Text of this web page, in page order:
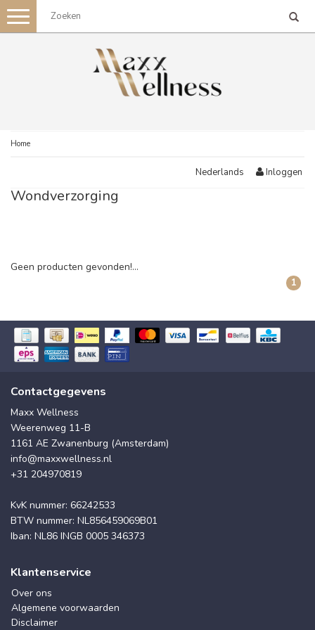
Toggle
navigation
Home
Nederlands Inloggen
Wondverzorging
Geen producten gevonden!...
1
Contactgegevens
Maxx Wellness
Weerenweg 11-B
1161 AE Zwanenburg (Amsterdam)
info@maxxwellness.nl
+31 204970819
KvK nummer: 66242533
BTW nummer: NL856459069B01
Iban: NL86 INGB 0005 346373
Klantenservice
Over ons
Algemene voorwaarden
Disclaimer